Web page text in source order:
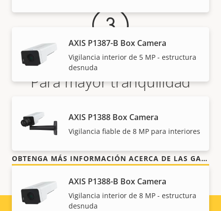
AXIS P1387-B Box Camera
Vigilancia interior de 5 MP - estructura
desnuda
AXIS P1388 Box Camera
Vigilancia fiable de 8 MP para interiores
AXIS P1388-B Box Camera
Vigilancia interior de 8 MP - estructura
desnuda
Para mayor tranquilidad
clientes un uso sin preocupaciones y un control de
los costes.
OBTENGA MÁS INFORMACIÓN ACERCA DE LAS GARANTÍAS DE AXIS